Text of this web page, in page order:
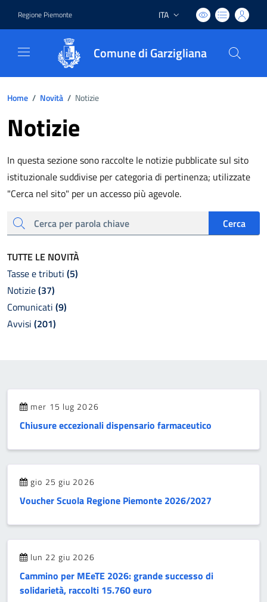
Regione Piemonte Lingua attiva:
ITA
Comune di Garzigliana
Home / Novità / Notizie
Notizie
In questa sezione sono raccolte le notizie pubblicate sul sito
istituzionale suddivise per categoria di pertinenza; utilizzate
"Cerca nel sito" per un accesso più agevole.
cerca
Cerca
TUTTE LE NOVITÀ
Tasse e tributi (5)
Notizie(37)
Comunicati (9)
Avvisi (201)
mer 15 lug 2026
Chiusure eccezionali dispensario farmaceutico
gio 25 giu 2026
Voucher Scuola Regione Piemonte 2026/2027
lun 22 giu 2026
Cammino per MEeTE 2026: grande successo di
solidarietà, raccolti 15.760 euro